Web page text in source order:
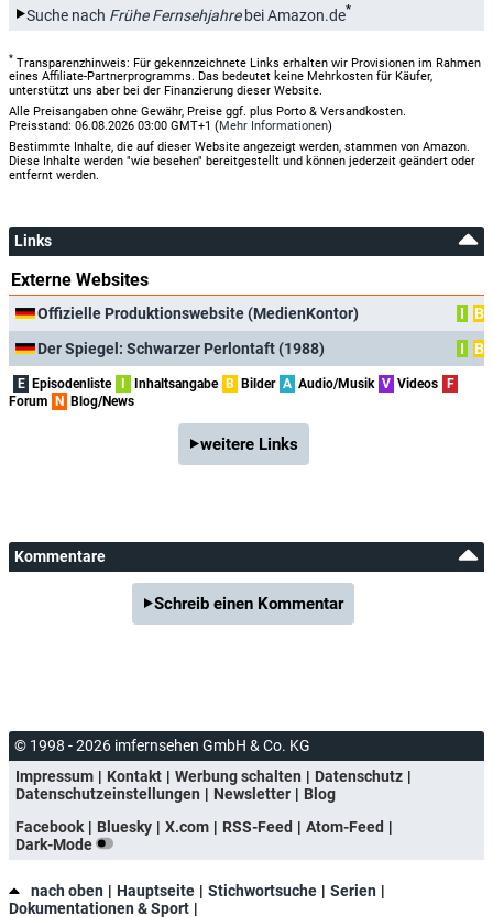
Suche nach Frühe Fernsehjahrebei Amazon.de*
* Transparenzhinweis: Für gekennzeichnete Links erhalten wir Provisionen im Rahmen
eines Affiliate-Partnerprogramms. Das bedeutet keine Mehrkosten für Käufer,
unterstützt uns aber bei der Finanzierung dieser Website.
Alle Preisangaben ohne Gewähr, Preise ggf. plus Porto & Versandkosten.
Preisstand: 06.08.2026 03:00 GMT+1 (Mehr Informationen)
Bestimmte Inhalte, die auf dieser Website angezeigt werden, stammen von Amazon.
Diese Inhalte werden "wie besehen" bereitgestellt und können jederzeit geändert oder
entfernt werden.
Links
Externe Websites
Offizielle Produktionswebsite (MedienKontor) I
B
Der Spiegel: Schwarzer Perlontaft (1988)
I B
E Episodenliste Inhaltsangabe B Bilder A Audio/Musik V Videos
F
Forum
N Blog/News
weitere Links
Kommentare
Schreib einen Kommentar
© 1998 - 2026 imfernsehen GmbH & Co. KG
Impressum
Kontakt Werbung schalten
Datenschutz
Datenschutzeinstellungen
Newsletter
Blog
Facebook
Bluesky X.com RSS-Feed
Atom-Feed
Dark-Mode
nach oben Hauptseite Stichwortsuche
Serien
Dokumentationen & Sport